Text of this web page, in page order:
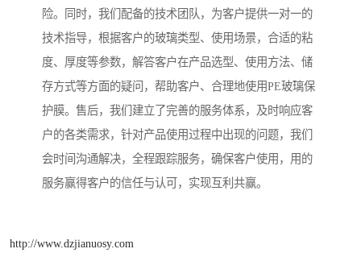
险。同时，我们配备的技术团队，为客户提供一对一的
技术指导，根据客户的玻璃类型、使用场景，合适的粘
度、厚度等参数，解答客户在产品选型、使用方法、储
存方式等方面的疑问，帮助客户、合理地使用PE玻璃保
护膜。售后，我们建立了完善的服务体系，及时响应客
户的各类需求，针对产品使用过程中出现的问题，我们
会时间沟通解决，全程跟踪服务，确保客户使用，用的
服务赢得客户的信任与认可，实现互利共赢。
http://www.dzjianuosy.com